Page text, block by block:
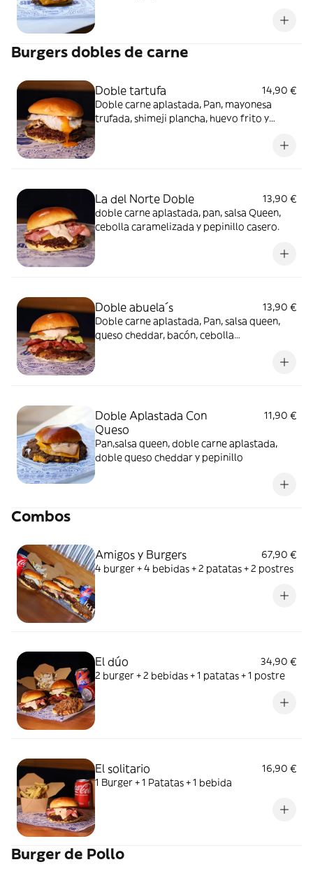
Burgers dobles de carne
Doble tartufa
14,90 €
Doble carne aplastada, Pan, mayonesa
trufada, shimeji plancha, huevo frito y
La del Norte Doble
13,90 €
doble carne aplastada, pan, salsa Queen,
cebolla caramelizada y pepinillo casero.
Doble abuela´s
13,90 €
Doble carne aplastada, Pan, salsa queen,
queso cheddar, bacón, cebolla
Doble Aplastada Con
Queso
11,90 €
Pan,salsa queen, doble carne aplastada,
doble queso cheddar y pepinillo
Combos
Amigos y Burgers
67,90 €
4 burger + 4 bebidas + 2 patatas + 2 postres
El dúo
34,90 €
2 burger + 2 bebidas + 1 patatas + 1 postre
El solitario
16,90 €
1 Burger + 1 Patatas + 1 bebida
Burger de Pollo